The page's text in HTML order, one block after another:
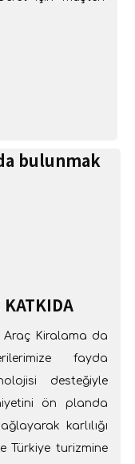
Kiralama da
fayda
desteğiyle
ön planda
karlılığı
Türkiye turizmine